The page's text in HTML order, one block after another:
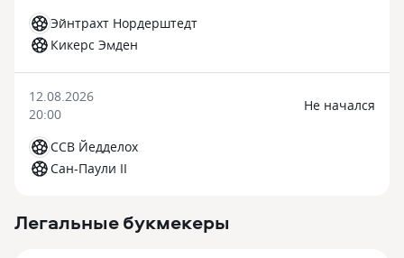
Эйнтрахт Нордерштедт
Кикерс Эмден
12.08.2026
20:00
ССВ Йедделох
Сан-Паули II
Не начался
Легальные букмекеры